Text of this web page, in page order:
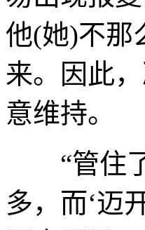
他(她)不那
来。因此
意维持。
“管住了
多，而‘迈